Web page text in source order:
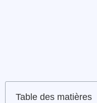
Table des matières